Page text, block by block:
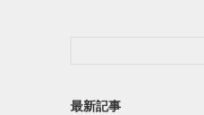
最新記事